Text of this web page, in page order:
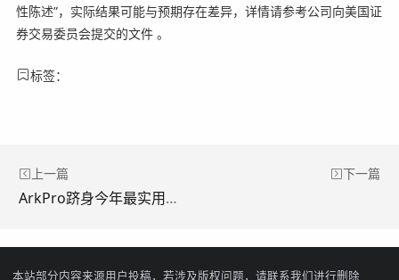
性陈述”，实际结果可能与预期存在差异，详情请参考公司向美国证
券交易委员会提交的文件 。
标签：
上一篇
ArkPro跻身今年最实用的节日礼品之列
下一篇
本站部分内容来源用户投稿，若涉及版权问题，请联系我们进行删除